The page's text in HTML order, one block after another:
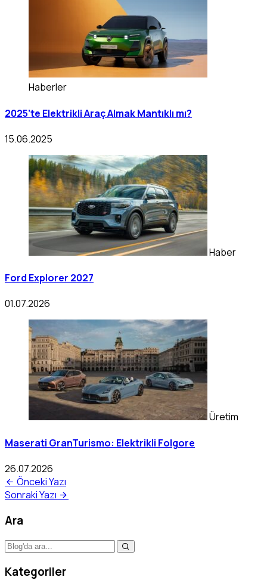
Haberler
2025’te Elektrikli Araç Almak Mantıklı mı?
15.06.2025
Haber
Ford Explorer 2027
01.07.2026
Üretim
Maserati GranTurismo: Elektrikli Folgore
26.07.2026
Önceki Yazı
Sonraki Yazı
Ara
Kategoriler